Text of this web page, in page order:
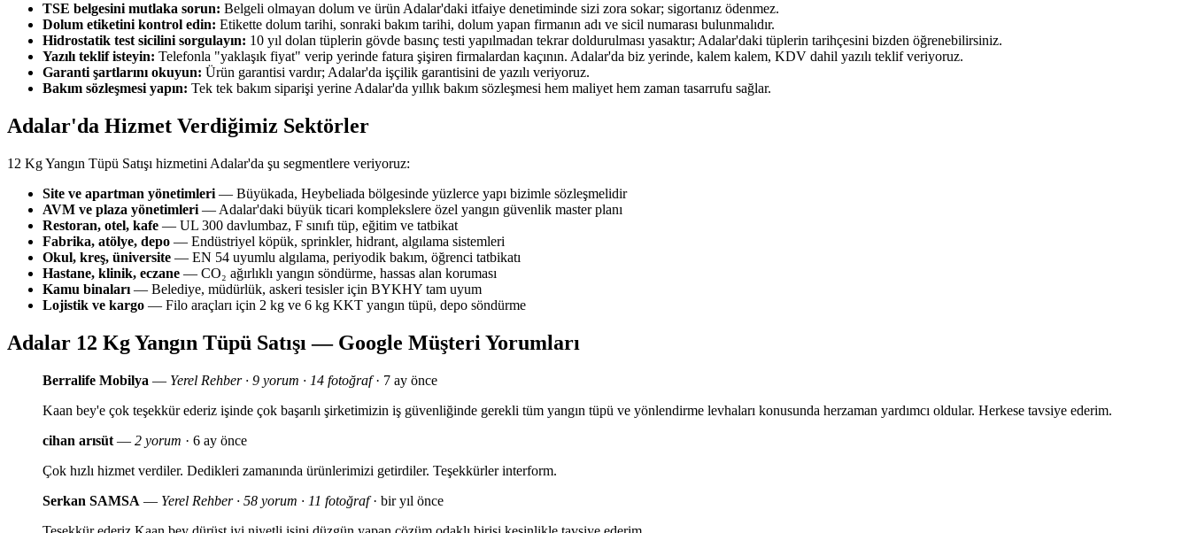
TSE belgesini mutlaka sorun: Belgeli olmayan dolum ve ürün Adalar'daki itfaiye denetiminde sizi zora sokar; sigortanız ödenmez.
Dolum etiketini kontrol edin: Etikette dolum tarihi, sonraki bakım tarihi, dolum yapan firmanın adı ve sicil numarası bulunmalıdır.
Hidrostatik test sicilini sorgulayın: 10 yıl dolan tüplerin gövde basınç testi yapılmadan tekrar doldurulması yasaktır; Adalar'daki tüplerin tarihçesini bizden öğrenebilirsiniz.
Yazılı teklif isteyin: Telefonla "yaklaşık fiyat" verip yerinde fatura şişiren firmalardan kaçının. Adalar'da biz yerinde, kalem kalem, KDV dahil yazılı teklif veriyoruz.
Garanti şartlarını okuyun: Ürün garantisi vardır; Adalar'da işçilik garantisini de yazılı veriyoruz.
Bakım sözleşmesi yapın: Tek tek bakım siparişi yerine Adalar'da yıllık bakım sözleşmesi hem maliyet hem zaman tasarrufu sağlar.
Adalar'da Hizmet Verdiğimiz Sektörler
12 Kg Yangın Tüpü Satışı hizmetini Adalar'da şu segmentlere veriyoruz:
Site ve apartman yönetimleri — Büyükada, Heybeliada bölgesinde yüzlerce yapı bizimle sözleşmelidir
AVM ve plaza yönetimleri — Adalar'daki büyük ticari komplekslere özel yangın güvenlik master planı
Restoran, otel, kafe — UL 300 davlumbaz, F sınıfı tüp, eğitim ve tatbikat
Fabrika, atölye, depo — Endüstriyel köpük, sprinkler, hidrant, algılama sistemleri
Okul, kreş, üniversite — EN 54 uyumlu algılama, periyodik bakım, öğrenci tatbikatı
Hastane, klinik, eczane — CO₂ ağırlıklı yangın söndürme, hassas alan koruması
Kamu binaları — Belediye, müdürlük, askeri tesisler için BYKHY tam uyum
Lojistik ve kargo — Filo araçları için 2 kg ve 6 kg KKT yangın tüpü, depo söndürme
Adalar 12 Kg Yangın Tüpü Satışı — Google Müşteri Yorumları
Berralife Mobilya — Yerel Rehber · 9 yorum · 14 fotoğraf· 7 ay önce
Kaan bey'e çok teşekkür ederiz işinde çok başarılı şirketimizin iş güvenliğinde gerekli tüm yangın tüpü ve yönlendirme levhaları konusunda herzaman yardımcı oldular. Herkese tavsiye ederim.
cihan arısüt — 2 yorum · 6 ay önce
Çok hızlı hizmet verdiler. Dedikleri zamanında ürünlerimizi getirdiler. Teşekkürler interform.
Serkan SAMSA — Yerel Rehber · 58 yorum · 11 fotoğraf· bir yıl önce